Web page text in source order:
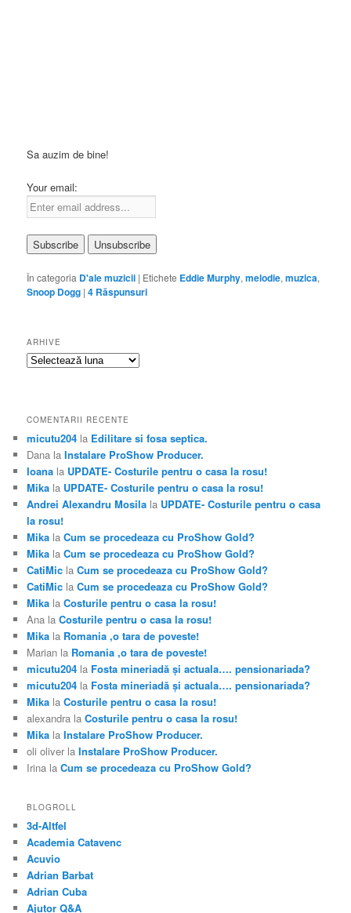
Sa auzim de bine!
Your email:
În categoria D'ale muzicii | Etichete Eddie Murphy,melodie,muzica,
Snoop Dogg |4 Răspunsuri
ARHIVE
Arhive
COMENTARII RECENTE
micutu204 la Edilitare si fosa septica.
Dana laInstalare ProShow Producer.
Ioana la UPDATE- Costurile pentru o casa la rosu!
Mika la UPDATE- Costurile pentru o casa la rosu!
Andrei Alexandru Mosila la UPDATE- Costurile pentru o casa
la rosu!
Mika laCum se procedeaza cu ProShow Gold?
Mika laCum se procedeaza cu ProShow Gold?
CatiMic laCum se procedeaza cu ProShow Gold?
CatiMic laCum se procedeaza cu ProShow Gold?
Mika laCosturile pentru o casa la rosu!
Ana laCosturile pentru o casa la rosu!
Mika la Romania ,o tara de poveste!
Marian la Romania ,o tara de poveste!
micutu204 la Fosta mineriadă şi actuala…. pensionariada?
micutu204 la Fosta mineriadă şi actuala…. pensionariada?
Mika laCosturile pentru o casa la rosu!
alexandra laCosturile pentru o casa la rosu!
Mika laInstalare ProShow Producer.
oli oliver laInstalare ProShow Producer.
Irina laCum se procedeaza cu ProShow Gold?
BLOGROLL
3d-Altfel
Academia Catavenc
Acuvio
Adrian Barbat
Adrian Cuba
Ajutor Q&A